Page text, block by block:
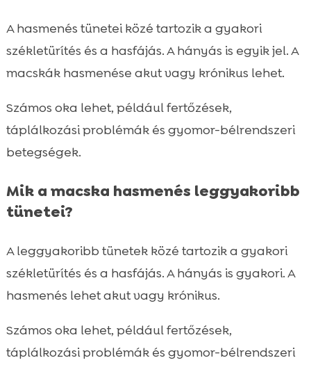
A hasmenés tünetei közé tartozik a gyakori
székletürítés és a hasfájás. A hányás is egyik jel. A
macskák hasmenése akut vagy krónikus lehet.
Számos oka lehet, például fertőzések,
táplálkozási problémák és gyomor-bélrendszeri
betegségek.
Mik a macska hasmenés leggyakoribb
tünetei?
A leggyakoribb tünetek közé tartozik a gyakori
székletürítés és a hasfájás. A hányás is gyakori. A
hasmenés lehet akut vagy krónikus.
Számos oka lehet, például fertőzések,
táplálkozási problémák és gyomor-bélrendszeri